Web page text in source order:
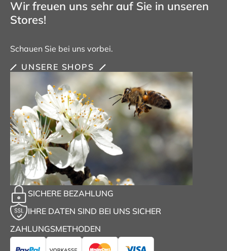
Wir freuen uns sehr auf Sie in unseren
Stores!
Schauen Sie bei uns vorbei.
UNSERE SHOPS
SICHERE BEZAHLUNG
IHRE DATEN SIND BEI UNS SICHER
ZAHLUNGSMETHODEN